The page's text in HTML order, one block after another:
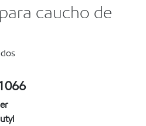
caucho de